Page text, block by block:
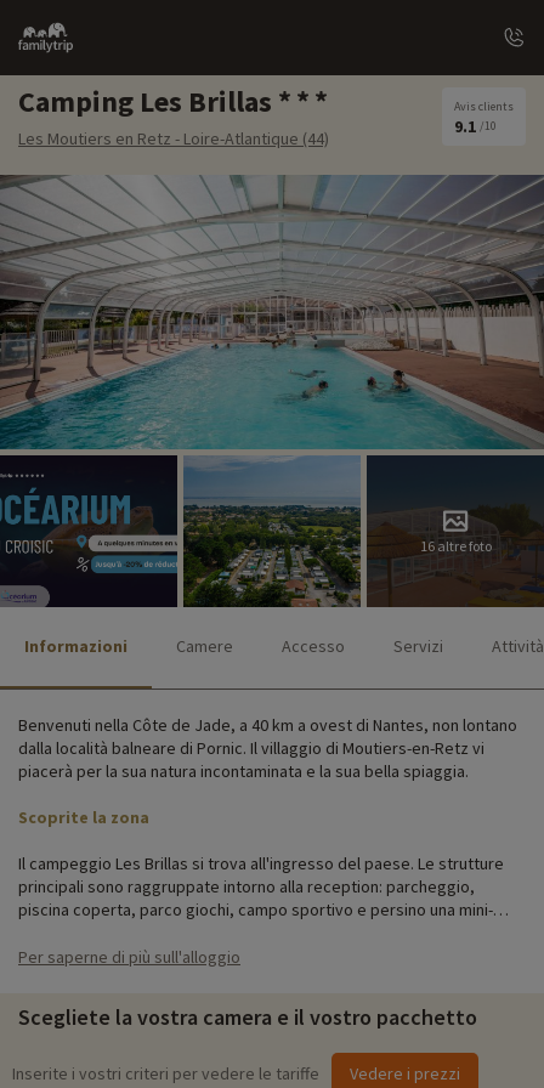
Family
trip
Camping Les Brillas
Les Moutiers en Retz - Loire-Atlantique (44)
Avis clients
9.1 /10
16 altre foto
Informazioni Camere Accesso Servizi Attività
Benvenuti nella Côte de Jade, a 40 km a ovest di Nantes, non lontano
dalla località balneare di Pornic. Il villaggio di Moutiers-en-Retz vi
piacerà per la sua natura incontaminata e la sua bella spiaggia.
Scoprite la zona
Il campeggio Les Brillas si trova all'ingresso del paese. Le strutture
principali sono raggruppate intorno alla reception: parcheggio,
piscina coperta, parco giochi, campo sportivo e persino una mini-
permetteranno ai bambini di giocare davanti alla casa mobile in tutta
Per saperne di più sull'alloggio
Scegliete la vostra camera e il vostro pacchetto
Inserite i vostri criteri per vedere le tariffe Vedere i prezzi